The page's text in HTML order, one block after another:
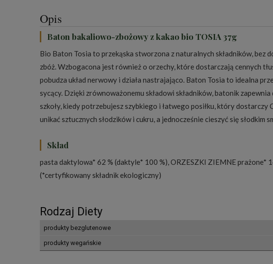
Opis
Baton bakaliowo-zbożowy z kakao bio TOSIA 37g
Bio Baton Tosia to przekąska stworzona z naturalnych składników, bez
zbóż. Wzbogacona jest również o orzechy, które dostarczają cennych
pobudza układ nerwowy i działa nastrajająco. Baton Tosia to idealna
sycący. Dzięki zrównoważonemu składowi składników, batonik
szkoły, kiedy potrzebujesz szybkiego i łatwego posiłku, który
unikać sztucznych słodzików i cukru, a jednocześnie cieszyć się
Skład
pasta daktylowa* 62 % (daktyle* 100 %), ORZESZKI ZIEMNE prażone*
(*certyfikowany składnik ekologiczny)
Rodzaj Diety
produkty bezglutenowe
produkty wegańskie